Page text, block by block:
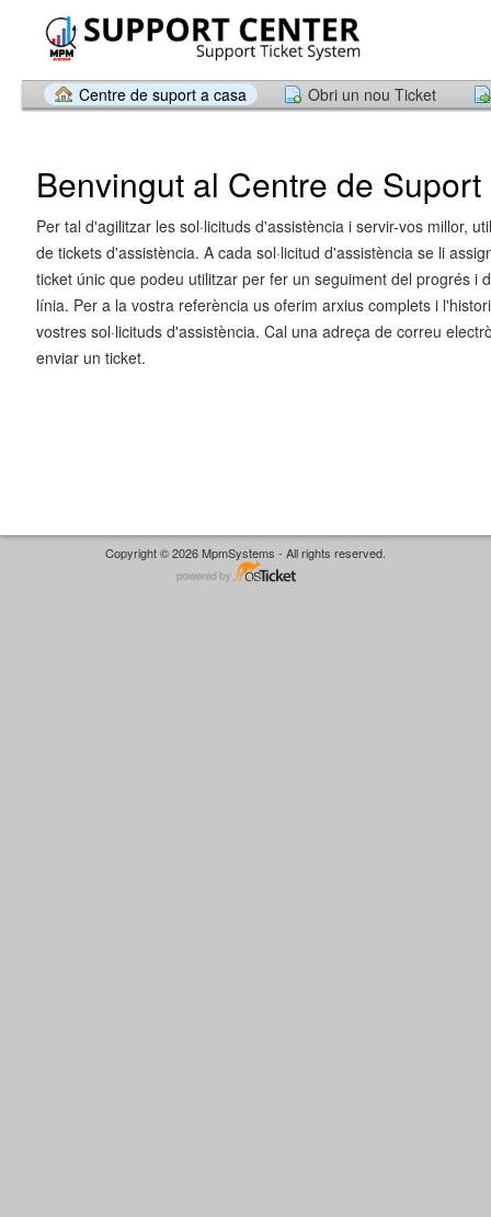
Centre de suport a casa Obri un nou Ticket
Benvingut al Centre de Suport
Per tal d'agilitzar les sol·licituds d'assistència i servir-vos millor,
de tickets d'assistència. A cada sol·licitud d'assistència se li
ticket únic que podeu utilitzar per fer un seguiment del progrés i
línia. Per a la vostra referència us oferim arxius complets i
vostres sol·licituds d'assistència. Cal una adreça de correu
enviar un ticket.
Copyright © 2026 MpmSystems - All rights reserved.